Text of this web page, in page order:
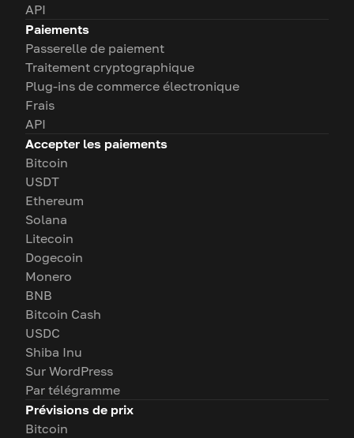
API
Paiements
Passerelle de paiement
Traitement cryptographique
Plug-ins de commerce électronique
Frais
API
Accepter les paiements
Bitcoin
USDT
Ethereum
Solana
Litecoin
Dogecoin
Monero
BNB
Bitcoin Cash
USDC
Shiba Inu
Sur WordPress
Par télégramme
Prévisions de prix
Bitcoin